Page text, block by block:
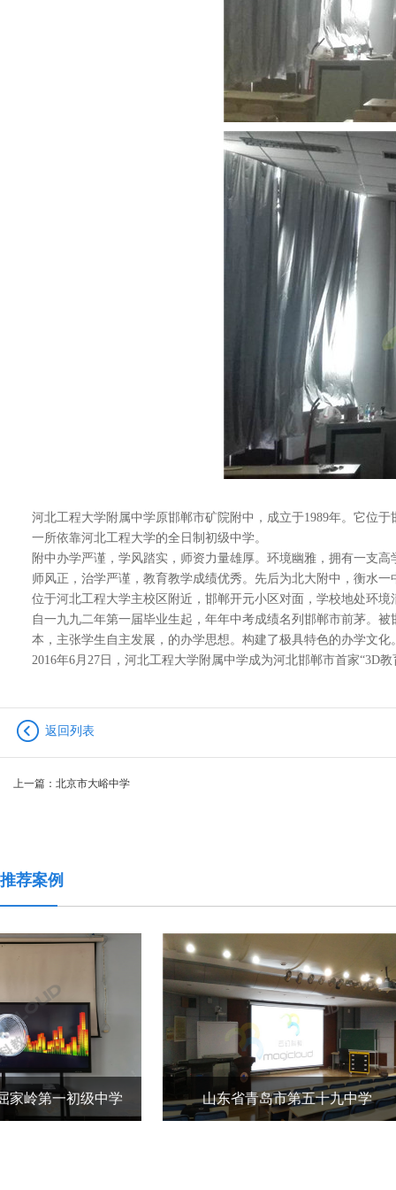
河北工程大学附属中学原邯郸市矿院附中，成立于1989年。它位
一所依靠河北工程大学的全日制初级中学。
附中办学严谨，学风踏实，师资力量雄厚。环境幽雅，拥有一支
师风正，治学严谨，教育教学成绩优秀。先后为北大附中，衡水
位于河北工程大学主校区附近，邯郸开元小区对面，学校地处环
自一九九二年第一届毕业生起，年年中考成绩名列邯郸市前茅。
本，主张学生自主发展，的办学思想。构建了极具特色的办学文
2016年6月27日，河北工程大学附属中学成为河北邯郸市首家“3D教
返回列表
上一篇： 北京市大峪中学
推荐案例
广东省深圳市大鹏新区南澳中心小学 广东省